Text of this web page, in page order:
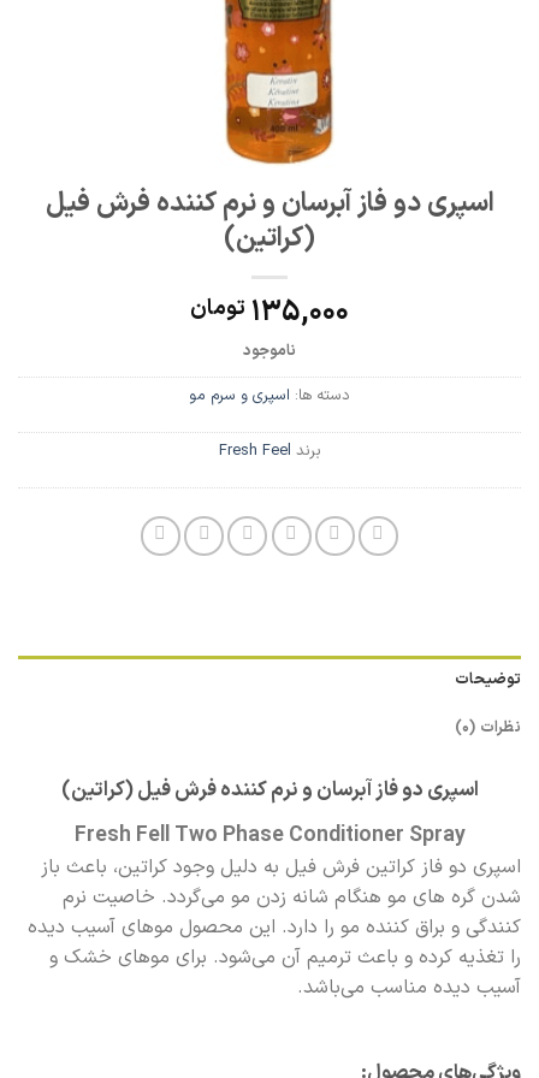
اسپری دو فاز آبرسان و نرم کننده فرش فیل
(کراتین)
135,000 تومان
ناموجود
دسته ها: اسپری و سرم مو
برند Fresh Feel
توضیحات
نظرات (0)
اسپری دو فاز آبرسان و نرم کننده فرش فیل (کراتین)
Fresh Fell Two Phase Conditioner Spray
اسپری دو فاز کراتین فرش فیل به دلیل وجود کراتین، باعث باز
شدن گره های مو هنگام شانه زدن مو می‌گردد. خاصیت نرم
کنندگی و براق کننده مو را دارد. این محصول موهای آسیب دیده
را تغذیه کرده و باعث ترمیم آن می‌شود. برای موهای خشک و
آسیب دیده مناسب می‌باشد.